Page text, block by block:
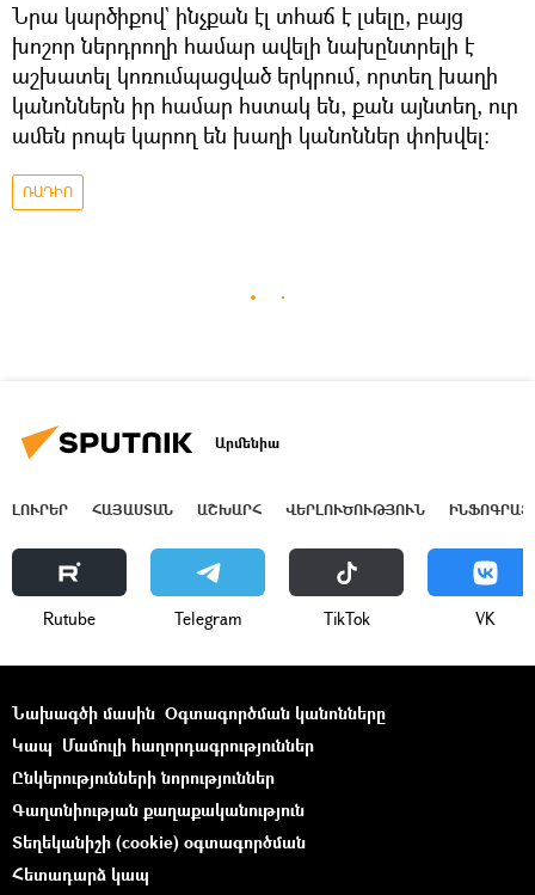
Նրա կարծիքով` ինչքան էլ տհաճ է լսելը, բայց
խոշոր ներդրողի համար ավելի նախընտրելի է
աշխատել կոռումպացված երկրում, որտեղ խաղի
կանոններն իր համար հստակ են, քան այնտեղ, ուր
ամեն րոպե կարող են խաղի կանոններ փոխվել։
ՌԱԴԻՈ
Արմենիա
ԼՈՒՐԵՐ ՀԱՅԱՍՏԱՆ ԱՇԽԱՐՀ ՎԵՐԼՈՒԾՈՒԹՅՈՒՆ
Rutube Telegram ТikТоk VK
Նախագծի մասին Օգտագործման կանոնները
Կապ Մամուլի հաղորդագրություններ
Ընկերությունների նորություններ
Գաղտնիության քաղաքականություն
Տեղեկանիշի (cookie) օգտագործման
Հետադարձ կապ